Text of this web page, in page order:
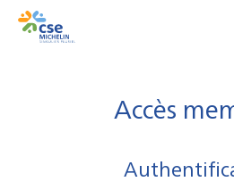
Accès
Panneau de gestion des cookies